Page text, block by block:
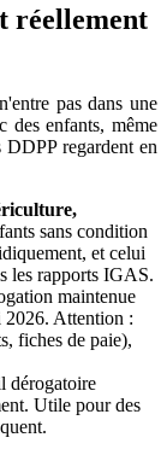
réellement
pas dans une
des enfants, même
regardent en
sans condition
et celui
les rapports IGAS.
maintenue
2026. Attention :
fiches de paie),
dérogatoire
Utile pour des